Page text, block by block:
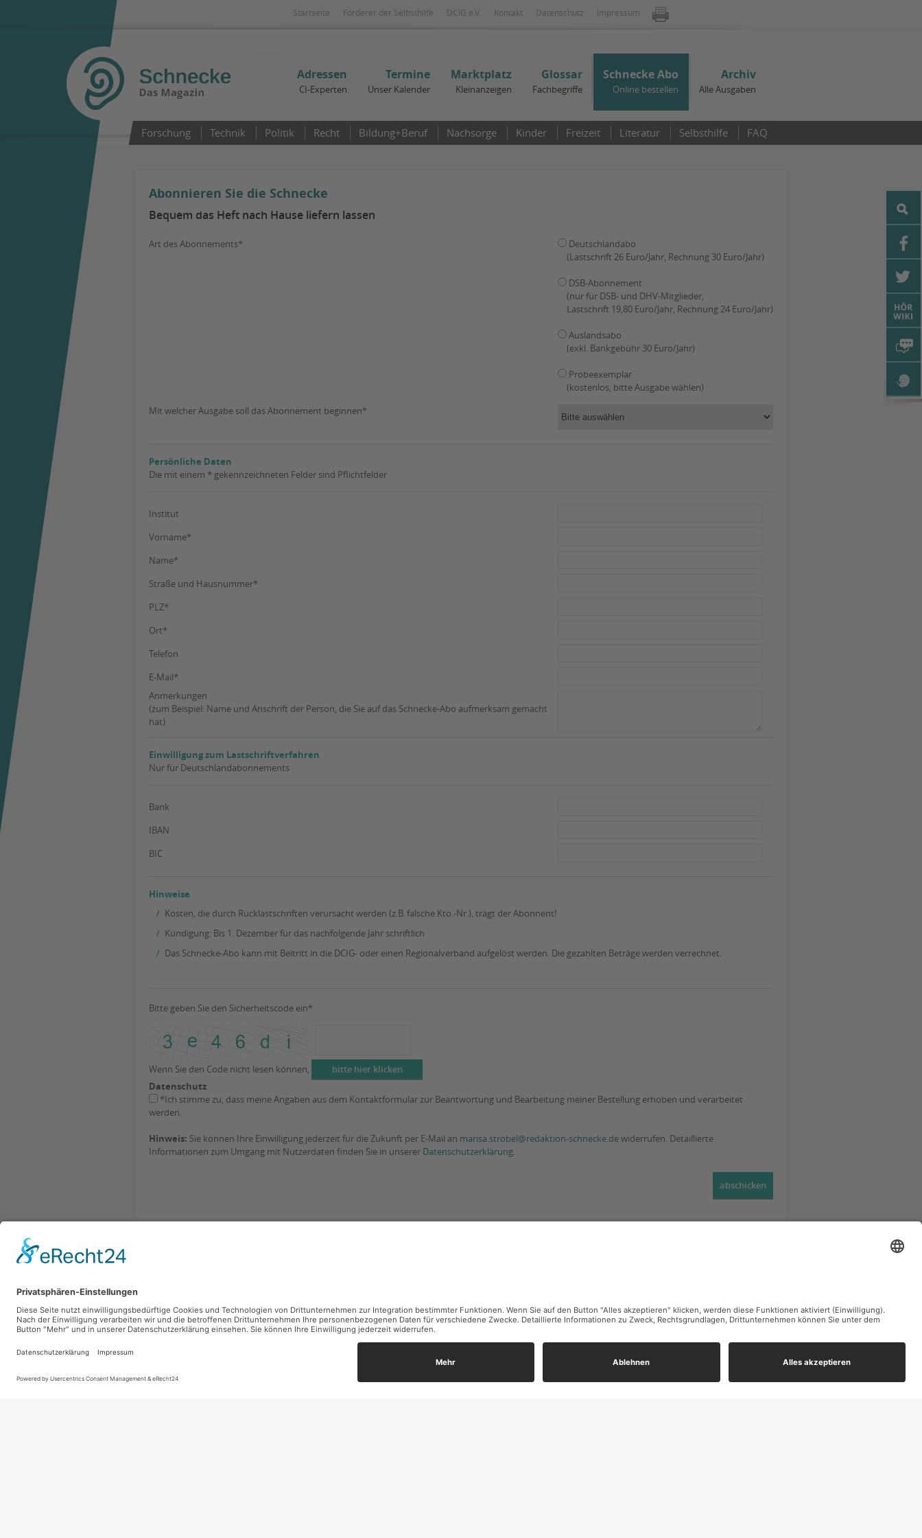
Startseite Förderer der Selbsthilfe DCIG e.V. Kontakt Datenschutz Impressum
Adressen
CI-Experten
Termine
Unser Kalender
Marktplatz
Kleinanzeigen
Glossar
Fachbegriffe
Schnecke Abo
Online bestellen
Archiv
Alle Ausgaben
Forschung Technik Politik Recht Bildung+Beruf Nachsorge Kinder Freizeit Literatur Selbsthilfe FAQ
Abonnieren Sie die Schnecke
Bequem das Heft nach Hause liefern lassen
Art des Abonnements*
Deutschlandabo
(Lastschrift 26 Euro/Jahr, Rechnung 30 Euro/Jahr)
DSB-Abonnement
(nur für DSB- und DHV-Mitglieder,
­Lastschrift 19,80 Euro/Jahr, Rechnung 24 Euro/Jahr)
Auslandsabo
(exkl. Bankgebühr 30 Euro/Jahr)
Probeexemplar
(kostenlos, bitte Ausgabe wählen)
Mit welcher Ausgabe soll das Abonnement beginnen*
Persönliche Daten
Die mit einem * gekennzeichneten Felder sind Pflichtfelder
Institut
Vorname*
Name*
Straße und Hausnummer*
PLZ*
Ort*
Telefon
E-Mail*
Anmerkungen
(zum Beispiel: Name und Anschrift der Person, die Sie auf das Schnecke-Abo aufmerksam gemacht
hat)
Einwilligung zum Lastschriftverfahren
Nur für Deutschlandabonnements
Bank
IBAN
BIC
Hinweise
Kosten, die durch Rücklastschriften verursacht werden (z.B. falsche Kto.-Nr.), trägt der Abonnent!
Kündigung: Bis 1. Dezember für das nachfolgende Jahr schriftlich
Das Schnecke-Abo kann mit Beitritt in die DCIG- oder einen Regionalverband aufgelöst werden. Die gezahlten Beträge werden verrechnet.
Bitte geben Sie den Sicherheitscode ein*
Wenn Sie den Code nicht lesen können,
Datenschutz
*Ich stimme zu, dass meine Angaben aus dem Kontaktformular zur Beantwortung und Bearbeitung meiner Bestellung erhoben und verarbeitet
werden.
Hinweis: Sie können Ihre Einwilligung jederzeit für die Zukunft per E-Mail an marisa.strobel@redaktion-schnecke.dewiderrufen. Detaillierte
Informationen zum Umgang mit Nutzerdaten finden Sie in unserer Datenschutzerklärung.